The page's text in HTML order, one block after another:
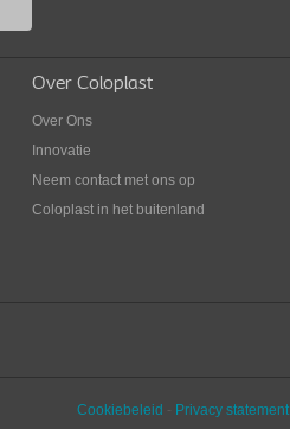
Over Coloplast
Over Ons
Innovatie
Neem contact met ons op
Coloplast in het buitenland
Cookiebeleid Privacy statement